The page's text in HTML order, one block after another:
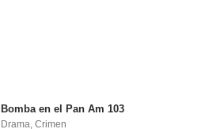
Bomba en el Pan Am 103
Drama,Crimen